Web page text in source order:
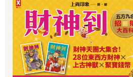
眼識之「增上緣依」；乃至意識要依
得從第八識心體中現行及運作，則意
依」。如果五勝義根未毀壞，但五扶
塵，致使五識種子無法流注，導致五
說為殘障，認為五識不現行。但事實
是現行後所見不同於外六塵境界，而
塵，因為第八識無法藉五扶塵根領受